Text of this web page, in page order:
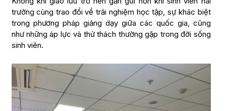
trường cùng trao đổi về trải nghiệm học tập, sự khác biệt
trong phương pháp giảng dạy giữa các quốc gia, cũng
như những áp lực và thử thách thường gặp trong đời sống
sinh viên.